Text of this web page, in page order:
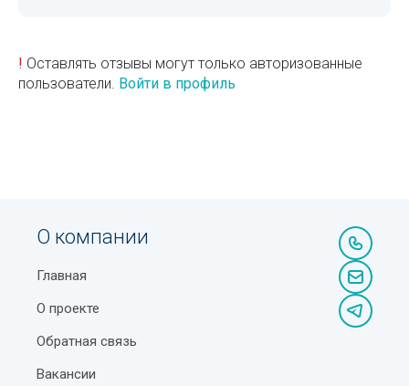
! Оставлять отзывы могут только авторизованные
пользователи. Войти в профиль
О компании
Главная
О проекте
Обратная связь
Вакансии